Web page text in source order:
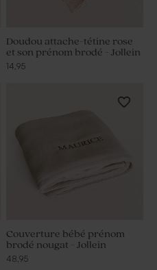
Doudou attache-tétine rose
et son prénom brodé - Jollein
14,95
Couverture bébé prénom
brodé nougat - Jollein
48,95